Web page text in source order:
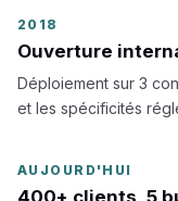
2018
Ouverture
Déploiement sur 3
et les spécificités
AUJOURD'HUI